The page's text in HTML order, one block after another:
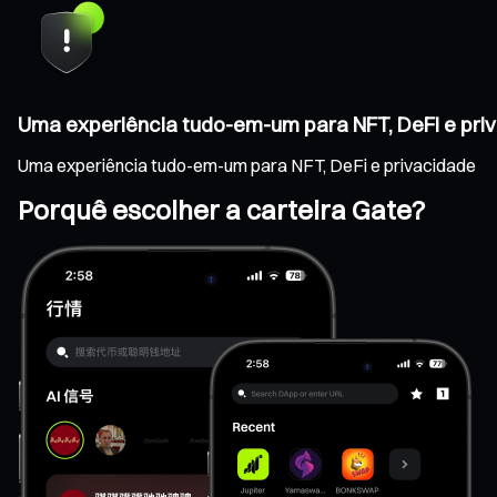
Uma experiência tudo-em-um para NFT, DeFi e
Uma experiência tudo-em-um para NFT, DeFi e privacidade
Porquê escolher a carteira Gate?